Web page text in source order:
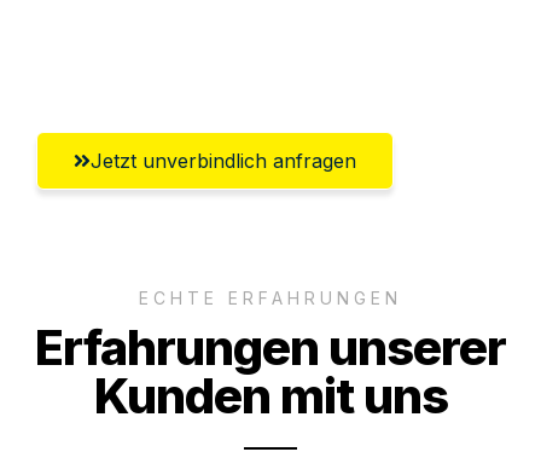
Jetzt unverbindlich anfragen
ECHTE ERFAHRUNGEN
Erfahrungen unserer
Kunden mit uns